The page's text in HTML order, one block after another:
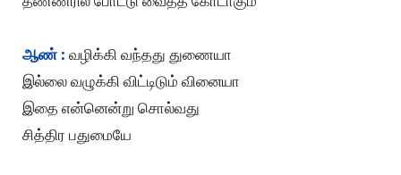
ஆண் : வழிக்கி வந்தது துணையா
இல்லை வழுக்கி விட்டிடும் வினையா
இதை என்னென்று சொல்வது
சித்திர பதுமையே